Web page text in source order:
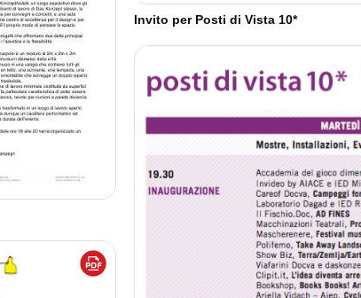
Invito per Posti di Vista 10*